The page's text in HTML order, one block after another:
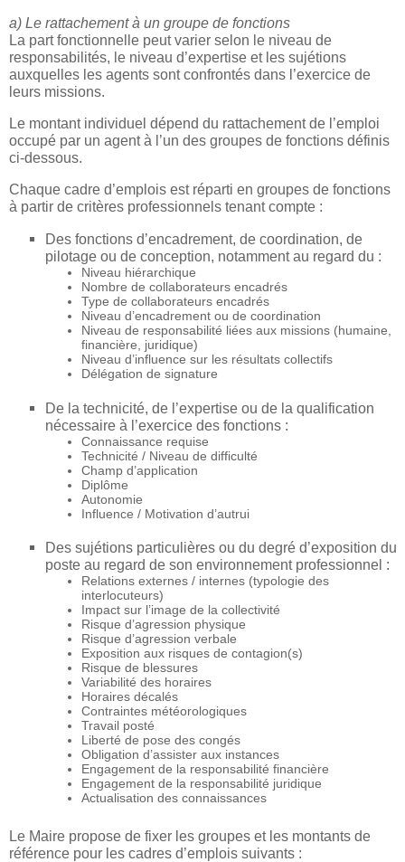
a) Le rattachement à un groupe de fonctions
La part fonctionnelle peut varier selon le niveau de
responsabilités, le niveau d’expertise et les sujétions
auxquelles les agents sont confrontés dans l’exercice de
leurs missions.
Le montant individuel dépend du rattachement de l’emploi
occupé par un agent à l’un des groupes de fonctions définis
ci-dessous.
Chaque cadre d’emplois est réparti en groupes de fonctions
à partir de critères professionnels tenant compte :
Des fonctions d’encadrement, de coordination, de
pilotage ou de conception, notamment au regard du :
Niveau hiérarchique
Nombre de collaborateurs encadrés
Type de collaborateurs encadrés
Niveau d’encadrement ou de coordination
Niveau de responsabilité liées aux missions (humaine,
financière, juridique)
Niveau d’influence sur les résultats collectifs
Délégation de signature
De la technicité, de l’expertise ou de la qualification
nécessaire à l’exercice des fonctions :
Connaissance requise
Technicité / Niveau de difficulté
Champ d’application
Diplôme
Autonomie
Influence / Motivation d’autrui
Des sujétions particulières ou du degré d’exposition du
poste au regard de son environnement professionnel :
Relations externes / internes (typologie des
interlocuteurs)
Impact sur l’image de la collectivité
Risque d’agression physique
Risque d’agression verbale
Exposition aux risques de contagion(s)
Risque de blessures
Variabilité des horaires
Horaires décalés
Contraintes météorologiques
Travail posté
Liberté de pose des congés
Obligation d’assister aux instances
Engagement de la responsabilité financière
Engagement de la responsabilité juridique
Actualisation des connaissances
Le Maire propose de fixer les groupes et les montants de
référence pour les cadres d’emplois suivants :